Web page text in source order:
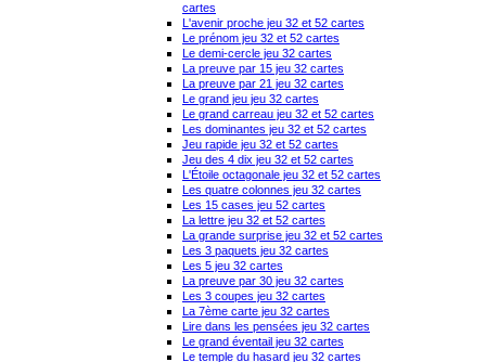
cartes
L'avenir proche jeu 32 et 52 cartes
Le prénom jeu 32 et 52 cartes
Le demi-cercle jeu 32 cartes
La preuve par 15 jeu 32 cartes
La preuve par 21 jeu 32 cartes
Le grand jeu jeu 32 cartes
Le grand carreau jeu 32 et 52 cartes
Les dominantes jeu 32 et 52 cartes
Jeu rapide jeu 32 et 52 cartes
Jeu des 4 dix jeu 32 et 52 cartes
L'Étoile octagonale jeu 32 et 52 cartes
Les quatre colonnes jeu 32 cartes
Les 15 cases jeu 52 cartes
La lettre jeu 32 et 52 cartes
La grande surprise jeu 32 et 52 cartes
Les 3 paquets jeu 32 cartes
Les 5 jeu 32 cartes
La preuve par 30 jeu 32 cartes
Les 3 coupes jeu 32 cartes
La 7ème carte jeu 32 cartes
Lire dans les pensées jeu 32 cartes
Le grand éventail jeu 32 cartes
Le temple du hasard jeu 32 cartes